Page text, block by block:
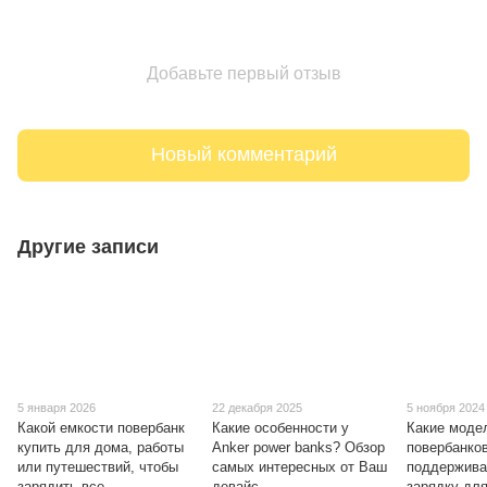
Добавьте первый отзыв
Новый комментарий
Другие записи
5 января 2026
Какой емкости повербанк
купить для дома, работы
или путешествий, чтобы
22 декабря 2025
Какие особенности у
Anker power banks? Обзор
самых интересных от Ваш
5 ноября 2024
Какие